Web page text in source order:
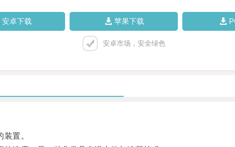
安卓下载 苹果下载
安卓市场，安全绿色
置。